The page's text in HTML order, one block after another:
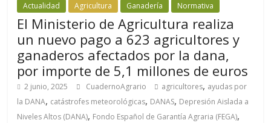
Actualidad Agricultura Ganadería Normativa
El Ministerio de Agricultura realiza
un nuevo pago a 623 agricultores y
ganaderos afectados por la dana,
por importe de 5,1 millones de euros
2 junio, 2025 CuadernoAgrario agricultores, ayudas por
la DANA, catástrofes meteorológicas, DANAS, Depresión Aislada a
Niveles Altos (DANA), Fondo Español de Garantía Agraria (FEGA),